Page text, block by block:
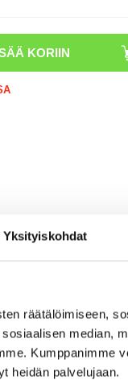
Yksityiskohdat
räätälöimiseen,
median,
Kumppanimme
heidän palvelujaan.
5G)